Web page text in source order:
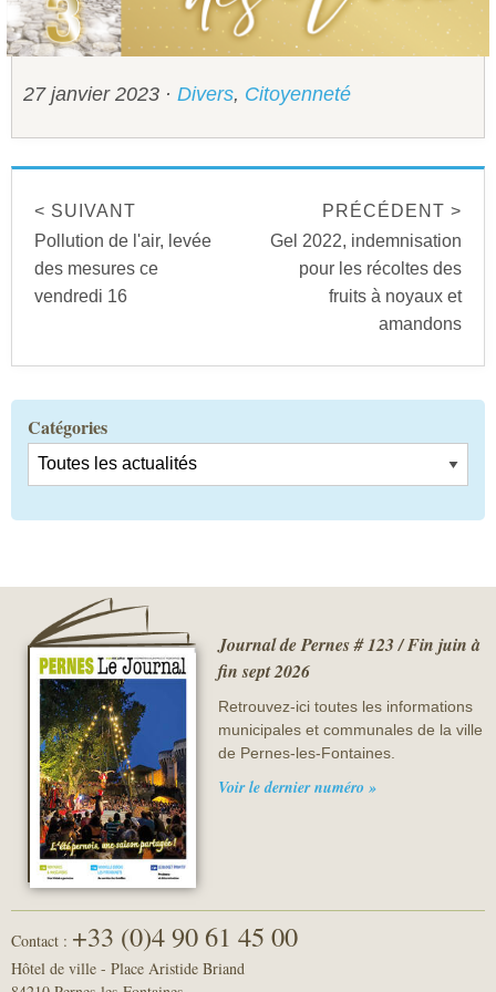
Sécurité civile
Sécurité publique
27 janvier 2023 · Divers, Citoyenneté
< SUIVANT
Pollution de l'air, levée
des mesures ce
vendredi 16
PRÉCÉDENT >
Gel 2022, indemnisation
pour les récoltes des
fruits à noyaux et
amandons
Catégories
Journal de Pernes # 123 / Fin juin à
fin sept 2026
Retrouvez-ici toutes les informations
municipales et communales de la ville
de Pernes-les-Fontaines.
Voir le dernier numéro »
Contact : +33 (0)4 90 61 45 00
Hôtel de ville - Place Aristide Briand